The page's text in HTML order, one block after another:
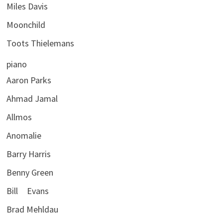
Miles Davis
Moonchild
Toots Thielemans
piano
Aaron Parks
Ahmad Jamal
Allmos
Anomalie
Barry Harris
Benny Green
Bill Evans
Brad Mehldau